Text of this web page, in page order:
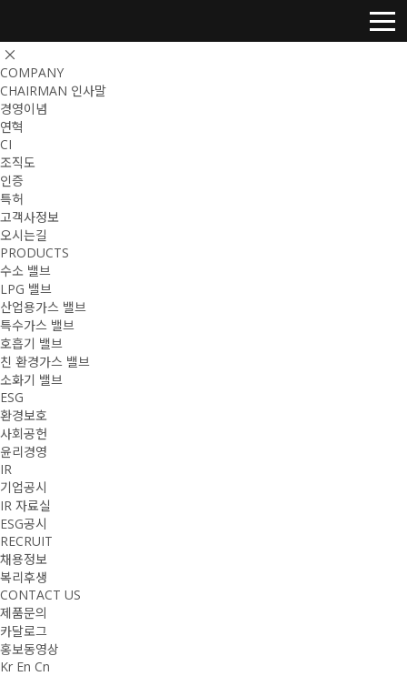
COMPANY
CHAIRMAN 인사말
경영이념
연혁
CI
조직도
인증
특허
고객사정보
오시는길
PRODUCTS
수소 밸브
LPG 밸브
산업용가스 밸브
특수가스 밸브
호흡기 밸브
친 환경가스 밸브
소화기 밸브
ESG
환경보호
사회공헌
윤리경영
IR
기업공시
IR 자료실
ESG공시
RECRUIT
채용정보
복리후생
CONTACT US
제품문의
카달로그
홍보동영상
Kr En Cn